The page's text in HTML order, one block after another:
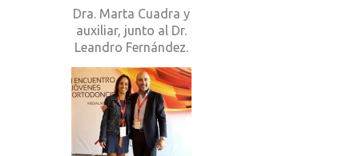
Dra. Marta Cuadra y
auxiliar, junto al Dr.
Leandro Fernández.